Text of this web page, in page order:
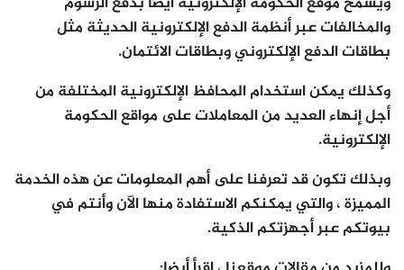
والمخالفات عبر أنظمة الدفع الإلكترونية الحديثة مثل
بطاقات الدفع الإلكتروني وبطاقات الائتمان.
وكذلك يمكن استخدام المحافظ الإلكترونية المختلفة من
أجل إنهاء العديد من المعاملات على مواقع الحكومة
الإلكترونية.
وبذلك تكون قد تعرفنا على أهم المعلومات عن هذه الخدمة
المميزة ، والتي يمكنكم الاستفادة منها الآن وأنتم في
بيوتكم عبر أجهزتكم الذكية.